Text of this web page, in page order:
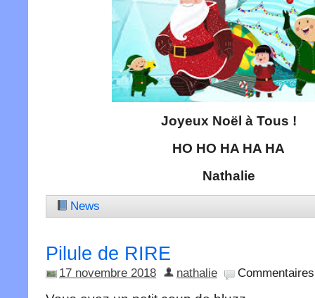
Joyeux Noël à Tous !
HO HO HA HA HA
Nathalie
News
Pilule de RIRE
17 novembre 2018 nathalie